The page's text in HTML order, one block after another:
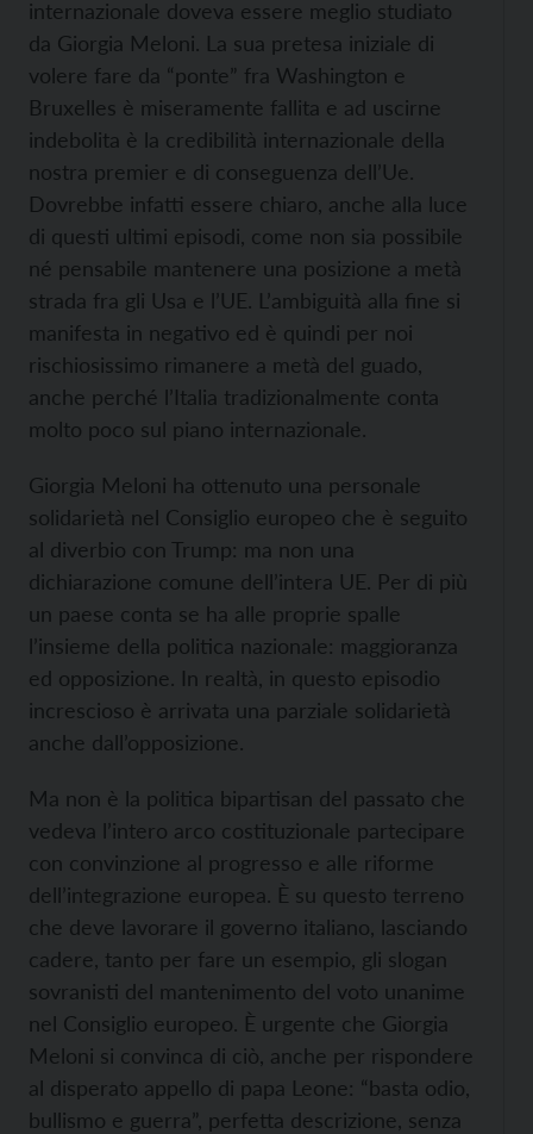
internazionale doveva essere meglio studiato
da Giorgia Meloni. La sua pretesa iniziale di
volere fare da “ponte” fra Washington e
Bruxelles è miseramente fallita e ad uscirne
indebolita è la credibilità internazionale della
nostra premier e di conseguenza dell’Ue.
Dovrebbe infatti essere chiaro, anche alla luce
di questi ultimi episodi, come non sia possibile
né pensabile mantenere una posizione a metà
strada fra gli Usa e l’UE. L’ambiguità alla fine si
manifesta in negativo ed è quindi per noi
rischiosissimo rimanere a metà del guado,
anche perché l’Italia tradizionalmente conta
molto poco sul piano internazionale.
Giorgia Meloni ha ottenuto una personale
solidarietà nel Consiglio europeo che è seguito
al diverbio con Trump: ma non una
dichiarazione comune dell’intera UE. Per di più
un paese conta se ha alle proprie spalle
l’insieme della politica nazionale: maggioranza
ed opposizione. In realtà, in questo episodio
increscioso è arrivata una parziale solidarietà
anche dall’opposizione.
Ma non è la politica bipartisan del passato che
vedeva l’intero arco costituzionale partecipare
con convinzione al progresso e alle riforme
dell’integrazione europea. È su questo terreno
che deve lavorare il governo italiano, lasciando
cadere, tanto per fare un esempio, gli slogan
sovranisti del mantenimento del voto unanime
nel Consiglio europeo. È urgente che Giorgia
Meloni si convinca di ciò, anche per rispondere
al disperato appello di papa Leone: “basta odio,
bullismo e guerra”, perfetta descrizione, senza